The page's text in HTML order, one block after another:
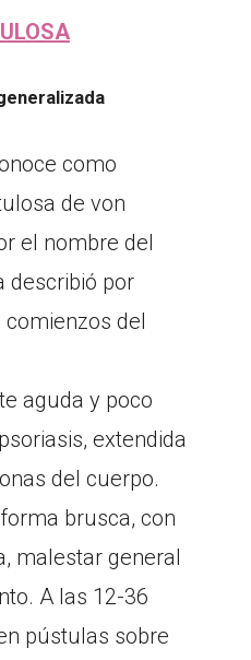
como
de von
el nombre del
describió por
del
aguda y poco
extendida
del cuerpo.
brusca, con
malestar general
A las 12-36
pústulas sobre